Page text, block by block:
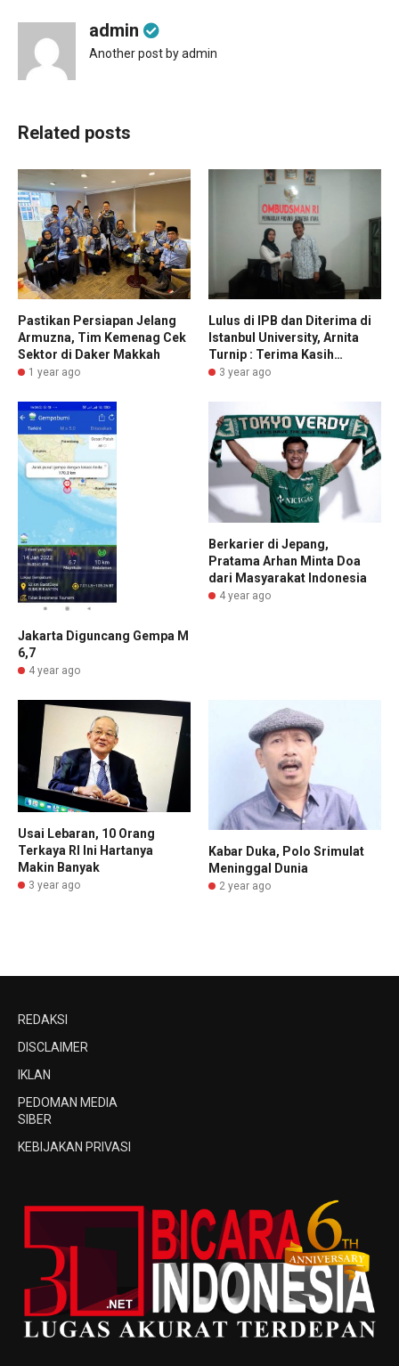
admin
Another post by admin
Related posts
Pastikan Persiapan Jelang
Armuzna, Tim Kemenag Cek
Sektor di Daker Makkah
1 year ago
Lulus di IPB dan Diterima di
Istanbul University, Arnita
Turnip : Terima Kasih…
3 year ago
Jakarta Diguncang Gempa M
6,7
4 year ago
Berkarier di Jepang,
Pratama Arhan Minta Doa
dari Masyarakat Indonesia
4 year ago
Usai Lebaran, 10 Orang
Terkaya RI Ini Hartanya
Makin Banyak
3 year ago
Kabar Duka, Polo Srimulat
Meninggal Dunia
2 year ago
REDAKSI
DISCLAIMER
IKLAN
PEDOMAN MEDIA
SIBER
KEBIJAKAN PRIVASI